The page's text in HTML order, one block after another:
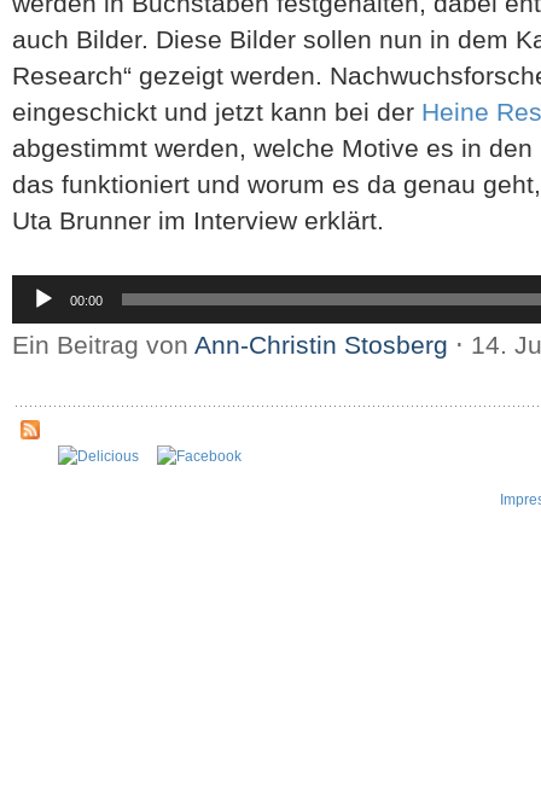
auch Bilder. Diese Bilder sollen nun in dem
Research“ gezeigt werden.
eingeschickt und jetzt kann bei der Heine
abgestimmt werden, welche Motive es in
das funktioniert und worum es da genau
Uta Brunner im Interview erklärt.
Audio-
Player
00:00
Ein Beitrag von Ann-Christin Stosberg ⋅ 14.